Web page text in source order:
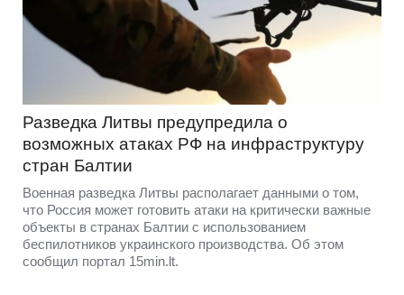
Разведка Литвы предупредила о
возможных атаках РФ на инфраструктуру
стран Балтии
Военная разведка Литвы располагает данными о том,
что Россия может готовить атаки на критически важные
объекты в странах Балтии с использованием
беспилотников украинского производства. Об этом
сообщил портал 15min.lt.